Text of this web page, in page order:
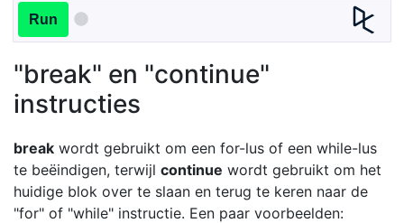
Run
"break" en "continue"
instructies
break wordt gebruikt om een for-lus of een while-lus
te beëindigen, terwijl continue wordt gebruikt om het
huidige blok over te slaan en terug te keren naar de
"for" of "while" instructie. Een paar voorbeelden: